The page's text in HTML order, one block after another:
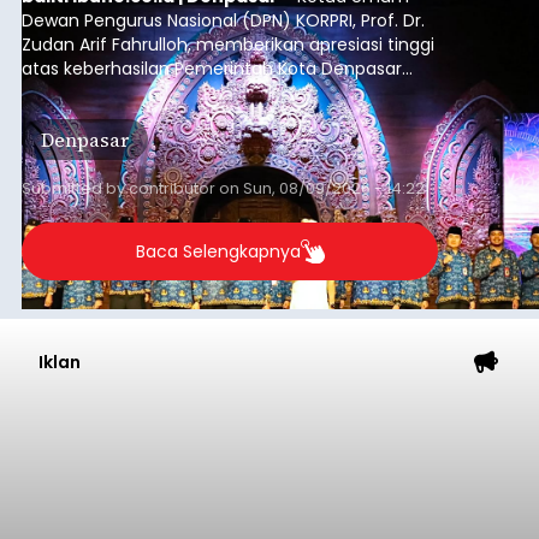
Dewan Pengurus Nasional (DPN) KORPRI, Prof. Dr.
Zudan Arif Fahrulloh, memberikan apresiasi tinggi
atas keberhasilan Pemerintah Kota Denpasar
dan KORPRI Kota Denpasar dalam
mengimplementasikan program gotong royong
kepedulian sosial bertajuk "Sembagi Arutala".
Denpasar
Submitted bycontributoron Sun, 08/09/2026 - 14:22
Baca Selengkapnya
Iklan